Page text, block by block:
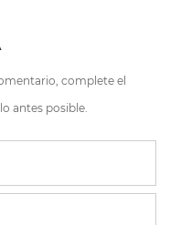
complete el
antes posible.